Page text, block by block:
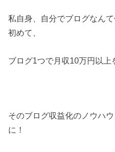
私自身、自分でブログなん
初めて、
ブログ1つで月収10万円以上
そのブログ収益化のノウハ
に！